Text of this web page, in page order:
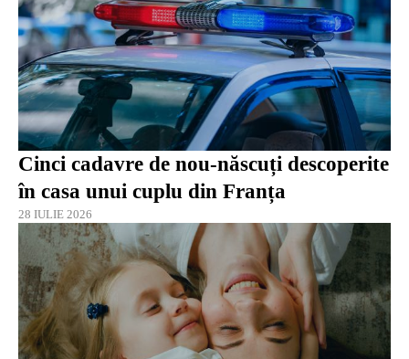
Cinci cadavre de nou-născuți descoperite
în casa unui cuplu din Franța
28 IULIE 2026